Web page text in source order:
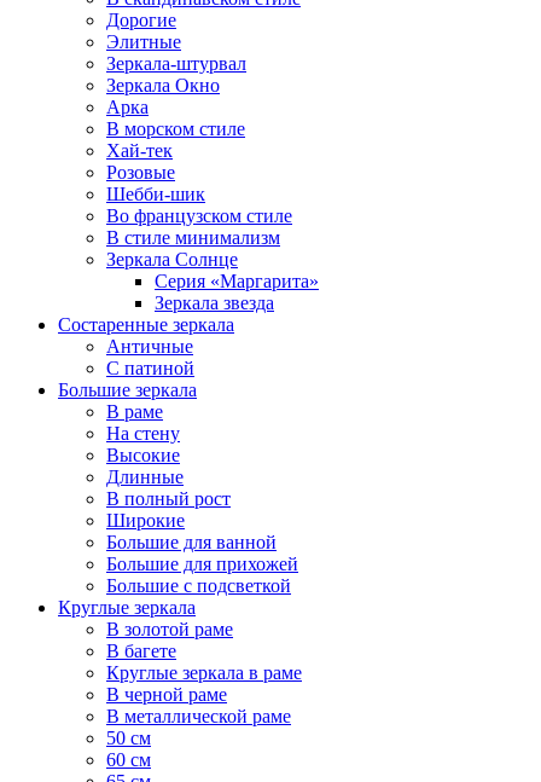
Дорогие
Элитные
Зеркала-штурвал
Зеркала Окно
Арка
В морском стиле
Хай-тек
Розовые
Шебби-шик
Во французском стиле
В стиле минимализм
Зеркала Солнце
Серия «Маргарита»
Зеркала звезда
Состаренные зеркала
Античные
С патиной
Большие зеркала
В раме
На стену
Высокие
Длинные
В полный рост
Широкие
Большие для ванной
Большие для прихожей
Большие с подсветкой
Круглые зеркала
В золотой раме
В багете
Круглые зеркала в раме
В черной раме
В металлической раме
50 см
60 см